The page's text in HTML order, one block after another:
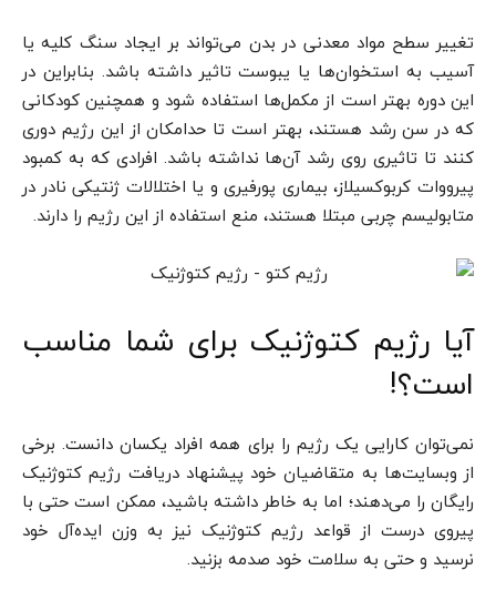
تغییر سطح مواد معدنی در بدن می‌تواند بر ایجاد سنگ کلیه یا
آسیب به استخوان‌ها یا یبوست تاثیر داشته باشد. بنابراین در
این دوره بهتر است از مکمل‌ها استفاده شود و همچنین کودکانی
که در سن رشد هستند، بهتر است تا حدامکان از این رژیم دوری
کنند تا تاثیری روی رشد آن‌ها نداشته باشد. افرادی که به کمبود
پیرووات کربوکسیلاز، بیماری پورفیری و یا اختلالات ژنتیکی نادر در
متابولیسم چربی مبتلا هستند، منع استفاده از این رژیم را دارند.
آیا رژیم کتوژنیک برای شما مناسب
است؟!
نمی‌توان کارایی یک رژیم را برای همه افراد یکسان دانست. برخی
از وبسایت‌ها به متقاضیان خود پیشنهاد دریافت رژیم کتوژنیک
رایگان را می‌دهند؛ اما به خاطر داشته باشید، ممکن است حتی با
پیروی درست از قواعد رژیم کتوژنیک نیز به وزن ایده‌آل خود
نرسید و حتی به سلامت خود صدمه بزنید.